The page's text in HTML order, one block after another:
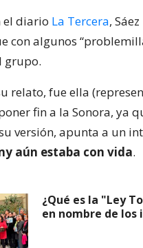
el diario La Tercera,
con algunos
grupo.
relato, fue ella
fin a la Sonora, ya
versión, apunta a un
aún estaba con vida.
¿Qué es la "Ley
en nombre de